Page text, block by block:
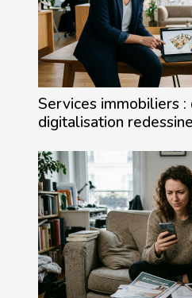
Services immobiliers :
digitalisation